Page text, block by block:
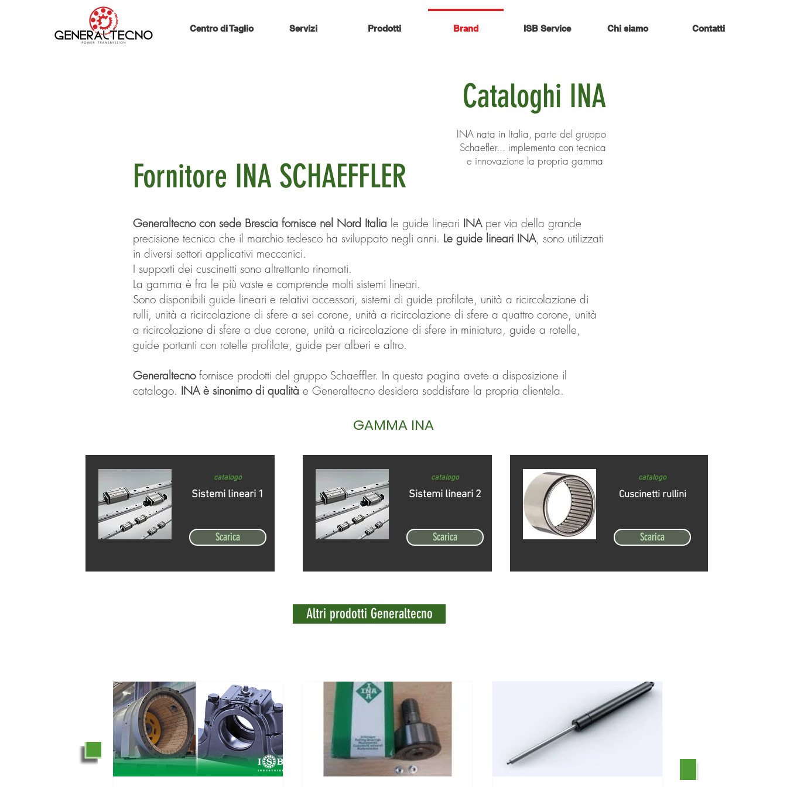
Centro di Taglio Servizi Prodotti Brand ISB Service Chi siamo Contatti
Cataloghi INA
Fornitore INA SCHAEFFLER
INA nata in Italia, parte del gruppo
Schaefler... implementa con tecnica
e innovazione la propria gamma
Generaltecno con sede Brescia fornisce nel Nord Italia le guide lineari INAper via della grande
precisione tecnica che il marchio tedesco ha sviluppato negli anni. Le guide lineari INA, sono utilizzati
in diversi settori applicativi meccanici.
I supporti dei cuscinetti sono altrettanto rinomati.
La gamma è fra le più vaste e comprende molti sistemi lineari.
Sono disponibili guide lineari e relativi accessori, sistemi di guide profilate, unità a ricircolazione di
rulli, unità a ricircolazione di sfere a sei corone, unità a ricircolazione di sfere a quattro corone, unità
a ricircolazione di sfere a due corone, unità a ricircolazione di sfere in miniatura, guide a rotelle,
guide portanti con rotelle profilate, guide per alberi e altro.
Generaltecnofornisce prodotti del gruppo Schaeffler. In questa pagina avete a disposizione il
catalogo. INA è sinonimo di qualità e Generaltecno desidera soddisfare la propria clientela.
GAMMA INA
catalogo
Sistemi lineari 1
Scarica
catalogo
Sistemi lineari 2
Scarica
catalogo
Cuscinetti rullini
Scarica
Altri prodotti Generaltecno